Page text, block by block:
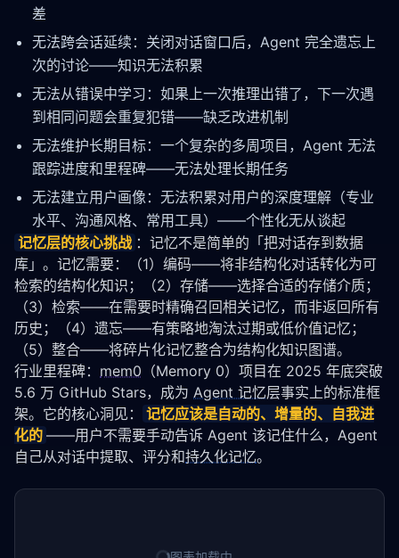
差
无法跨会话延续：关闭对话窗口后，Agent 完全遗忘上
次的讨论——知识无法积累
无法从错误中学习：如果上一次推理出错了，下一次遇
到相同问题会重复犯错——缺乏改进机制
无法维护长期目标：一个复杂的多周项目，Agent 无法
跟踪进度和里程碑——无法处理长期任务
无法建立用户画像：无法积累对用户的深度理解（专业
水平、沟通风格、常用工具）——个性化无从谈起
记忆层的核心挑战 ：记忆不是简单的「把对话存到数据
库」。记忆需要：（1）编码——将非结构化对话转化为可
检索的结构化知识；（2）存储——选择合适的存储介质；
（3）检索——在需要时精确召回相关记忆，而非返回所有
历史；（4）遗忘——有策略地淘汰过期或低价值记忆；
（5）整合——将碎片化记忆整合为结构化知识图谱。
行业里程碑： mem0 （Memory 0）项目在 2025 年底突破
5.6 万 GitHub Stars，成为 Agent 记忆层事实上的标准框
架。它的核心洞见：
记忆应该是自动的、增量的、自我进
化的 ——用户不需要手动告诉 Agent 该记住什么，Agent
自己从对话中提取、评分和持久化记忆。